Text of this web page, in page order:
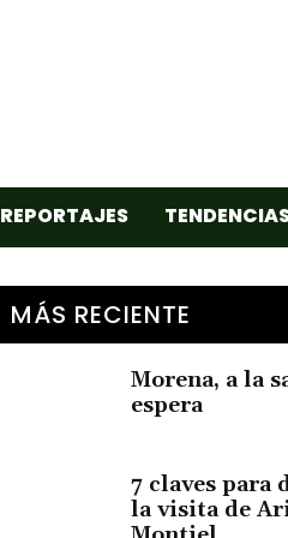
REPORTAJES
MÁS RECIENTE
Morena, a la
espera
7 claves para
la visita de